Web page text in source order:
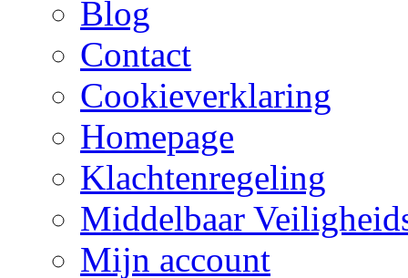
Blog
Contact
Cookieverklaring
Homepage
Klachtenregeling
Middelbaar
Mijn account